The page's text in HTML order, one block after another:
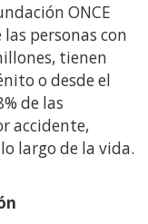
ONCE
personas con
tienen
o desde el
de las
accidente,
largo de la vida.